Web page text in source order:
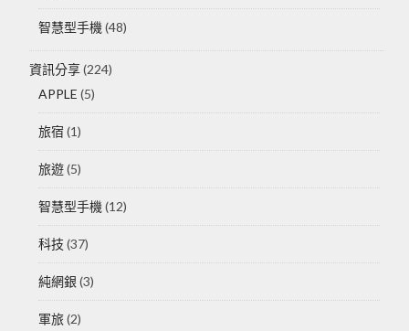
智慧型手機 (48)
資訊分享(224)
APPLE (5)
旅宿 (1)
旅遊(5)
智慧型手機 (12)
科技 (37)
純網銀 (3)
軍旅(2)